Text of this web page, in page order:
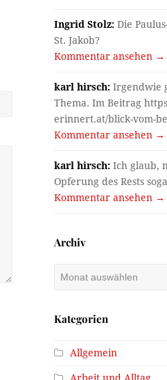
Ingrid Stolz: Die
St. Jakob?
Kommentar ansehen →
karl hirsch: Irgendwie
Thema. Im Beitrag
erinnert.at/blick-vom-
Kommentar ansehen →
karl hirsch: Ich glaub,
Opferung des Rests
Kommentar ansehen →
Archiv
Kategorien
Allgemein
Arbeit und Alltag